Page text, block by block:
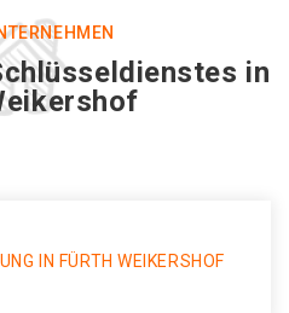
in
IN FÜRTH WEIKERSHOF